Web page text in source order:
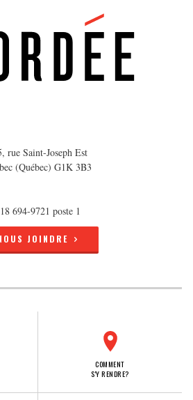
rue Saint-Joseph Est
(Québec) G1K 3B3
694-9721 poste 1
JOINDRE
COMMENT
S'Y RENDRE?